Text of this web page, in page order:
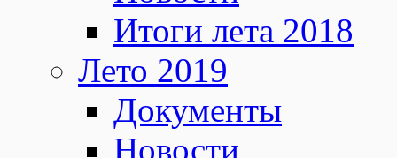
Итоги лета 2018
Лето 2019
Документы
Новости